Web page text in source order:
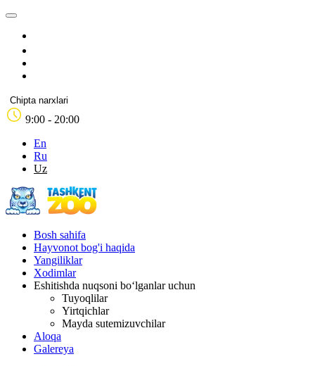
Chipta narxlari
9:00 - 20:00
En
Ru
Uz
Bosh sahifa
Hayvonot bog'i haqida
Yangiliklar
Xodimlar
Eshitishda nuqsoni bo‘lganlar uchun
Tuyoqlilar
Yirtqichlar
Mayda sutemizuvchilar
Aloqa
Galereya